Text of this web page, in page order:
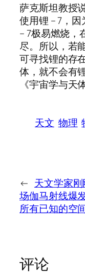
萨克斯坦教授
使用锂 – 7，
– 7极易燃烧，
尽。所以，若
可寻找锂的存
体，就不会有
《宇宙学与天
天文 物理
← 天文学家
场伽马射线爆
所有已知的空
评论